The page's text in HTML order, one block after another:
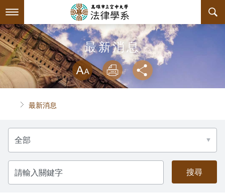
到
要
內
容
最新消息
系所簡介
系主任介紹
關於本系
連絡系辦
師資陣容
課程規劃
課程簡介
授課大綱
教材資訊
互動服務
檔案下載
相關連結
系學會
學會幹部
回空大首頁
最新消息
放大
列印
首頁最新消息
分
類
名
稱
請
輸
入
關